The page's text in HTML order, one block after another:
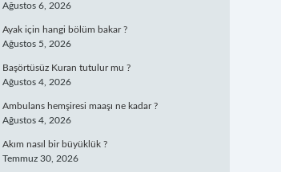
Ağustos 6, 2026
Ayak için hangi bölüm bakar ?
Ağustos 5, 2026
Başörtüsüz Kuran tutulur mu ?
Ağustos 4, 2026
Ambulans hemşiresi maaşı ne kadar ?
Ağustos 4, 2026
Akım nasıl bir büyüklük ?
Temmuz 30, 2026